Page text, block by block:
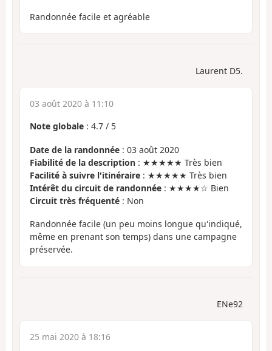
Randonnée facile et agréable
Laurent D5.
03 août 2020 à 11:10
Note globale : 4.7 / 5
Date de la randonnée : 03 août 2020
Fiabilité de la description : ★★★★★ Très bien
Facilité à suivre l'itinéraire : ★★★★★ Très bien
Intérêt du circuit de randonnée : ★★★★☆ Bien
Circuit très fréquenté : Non
Randonnée facile (un peu moins longue qu'indiqué,
même en prenant son temps) dans une campagne
préservée.
ENe92
25 mai 2020 à 18:16